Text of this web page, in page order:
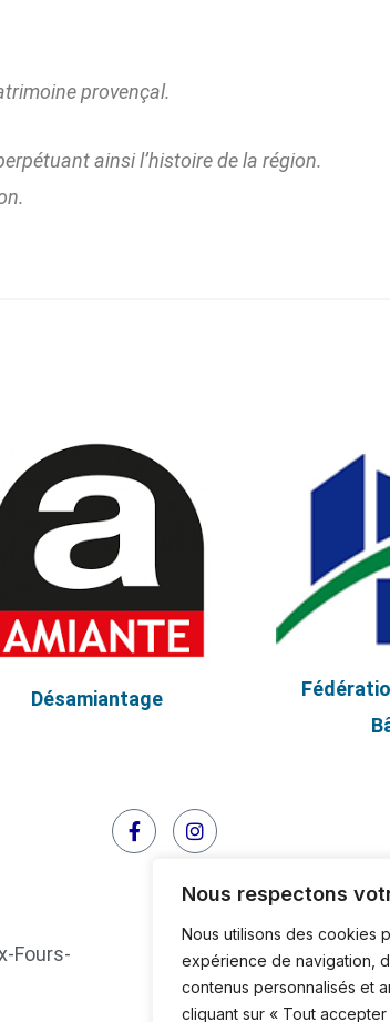
Nous respectons
Nous utilisons des cookies
expérience de navigation,
contenus personnalisés et
cliquant sur « Tout
provençal.
ainsi l’histoire de la région.
Désamiantage
Fours-